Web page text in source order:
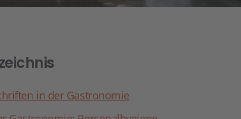
in der Gastronomie